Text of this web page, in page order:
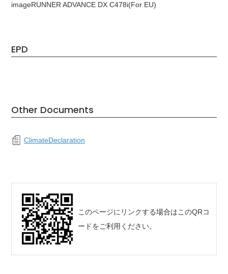
imageRUNNER ADVANCE DX C478i(For EU)
EPD
Other Documents
ClimateDeclaration
このページにリンクする場合はこのQRコ
ードをご利用ください。